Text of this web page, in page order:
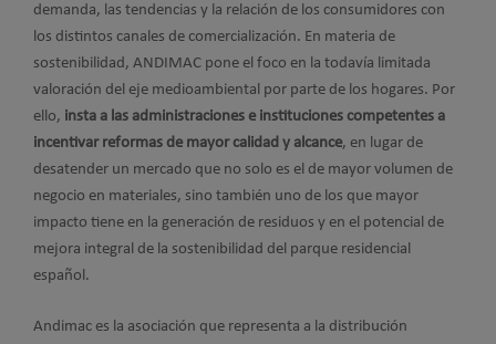
demanda, las tendencias y la relación de los consumidores con
los distintos canales de comercialización. En materia de
sostenibilidad, ANDIMAC pone el foco en la todavía limitada
valoración del eje medioambiental por parte de los hogares. Por
ello, insta a las administraciones e instituciones competentes a
incentivar reformas de mayor calidad y alcance, en lugar de
desatender un mercado que no solo es el de mayor volumen de
negocio en materiales, sino también uno de los que mayor
impacto tiene en la generación de residuos y en el potencial de
mejora integral de la sostenibilidad del parque residencial
español.
Andimac es la asociación que representa a la distribución